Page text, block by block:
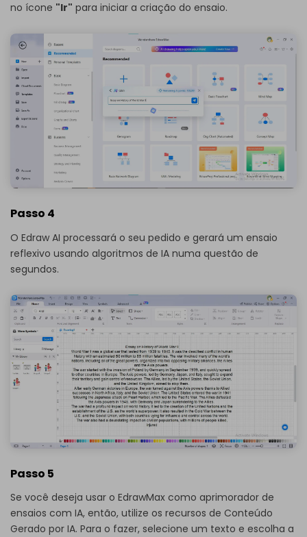
no ícone "Ir" para iniciar a criação do ensaio.
Passo 4
O Edraw AI processará o seu pedido e gerará um ensaio
reflexivo usando algoritmos de IA numa questão de
segundos.
Passo 5
Se você deseja usar o EdrawMax como aprimorador de
ensaios com IA, então, utilize os recursos de Conteúdo
Gerado por IA. Para o fazer, selecione um texto e escolha a